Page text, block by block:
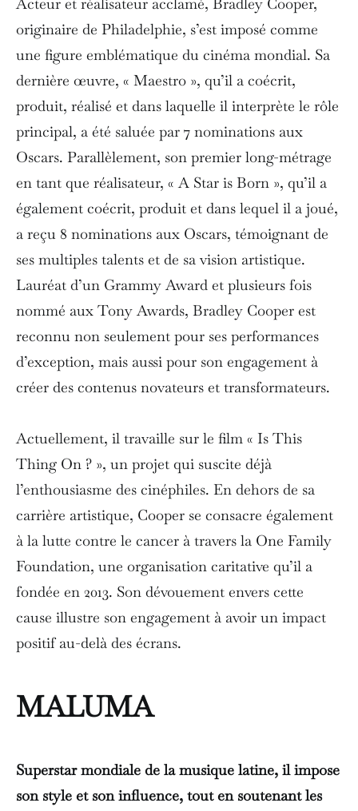
Acteur et réalisateur acclamé, Bradley Cooper,
originaire de Philadelphie, s’est imposé comme
une figure emblématique du cinéma mondial. Sa
dernière œuvre, « Maestro », qu’il a coécrit,
produit, réalisé et dans laquelle il interprète le rôle
principal, a été saluée par 7 nominations aux
Oscars. Parallèlement, son premier long-métrage
en tant que réalisateur, « A Star is Born », qu’il a
également coécrit, produit et dans lequel il a joué,
a reçu 8 nominations aux Oscars, témoignant de
ses multiples talents et de sa vision artistique.
Lauréat d’un Grammy Award et plusieurs fois
nommé aux Tony Awards, Bradley Cooper est
reconnu non seulement pour ses performances
d’exception, mais aussi pour son engagement à
créer des contenus novateurs et transformateurs.
Actuellement, il travaille sur le film « Is This
Thing On ? », un projet qui suscite déjà
l’enthousiasme des cinéphiles. En dehors de sa
carrière artistique, Cooper se consacre également
à la lutte contre le cancer à travers la One Family
Foundation, une organisation caritative qu’il a
fondée en 2013. Son dévouement envers cette
cause illustre son engagement à avoir un impact
positif au-delà des écrans.
MALUMA
Superstar mondiale de la musique latine, il impose
son style et son influence, tout en soutenant les